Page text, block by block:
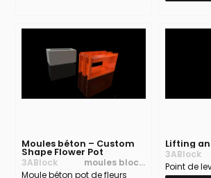
Moules béton – Custom
Shape Flower Pot
3ABlock
moules blocs
béton
Moule béton pot de fleurs
Lifting
3ABlock
Point de